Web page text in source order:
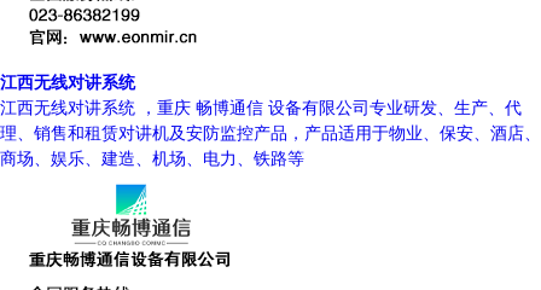
江西无线对讲系统
江西无线对讲系统 ，重庆 畅博通信 设备有限公司专业研发、生产、代
理、销售和租赁对讲机及安防监控产品，产品适用于物业、保安、酒店、
商场、娱乐、建造、机场、电力、铁路等